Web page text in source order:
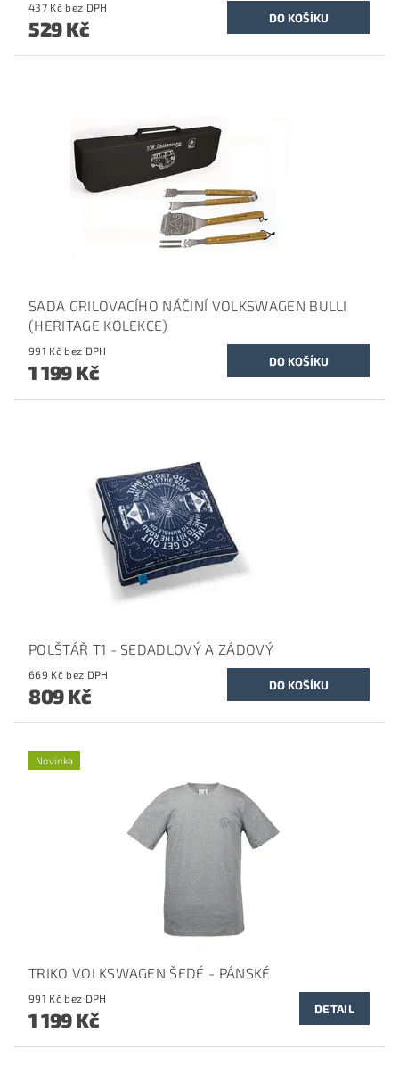
437 Kč bez DPH
529 Kč
SADA GRILOVACÍHO NÁČINÍ VOLKSWAGEN BULLI
(HERITAGE KOLEKCE)
991 Kč bez DPH
1 199 Kč
POLŠTÁŘ T1 - SEDADLOVÝ A ZÁDOVÝ
669 Kč bez DPH
809 Kč
Novinka
TRIKO VOLKSWAGEN ŠEDÉ - PÁNSKÉ
991 Kč bez DPH
1 199 Kč DETAIL